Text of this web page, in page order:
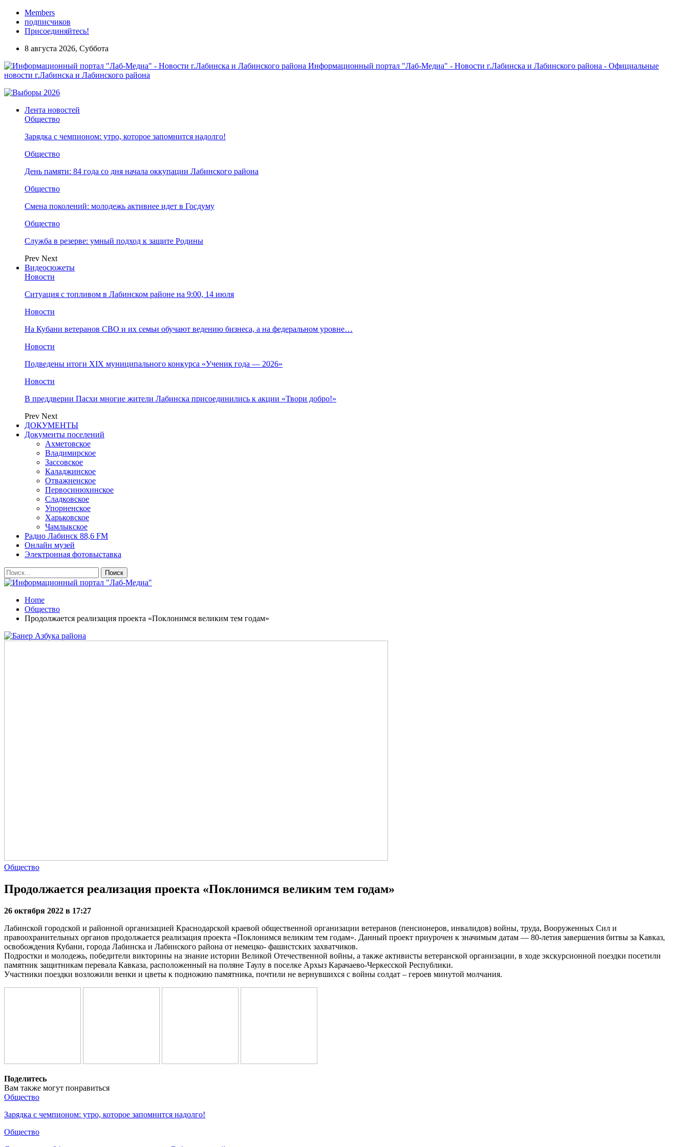
Members
подписчиков
Присоединяйтесь!
8 августа 2026, Суббота
Информационный портал "Лаб-Медиа" - Новости г.Лабинска и Лабинского района - Официальные
новости г.Лабинска и Лабинского района
Лента новостей
Общество
Зарядка с чемпионом: утро, которое запомнится надолго!
Общество
День памяти: 84 года со дня начала оккупации Лабинского района
Общество
Смена поколений: молодежь активнее идет в Госдуму
Общество
Служба в резерве: умный подход к защите Родины
Prev Next
Видеосюжеты
Новости
Ситуация с топливом в Лабинском районе на 9:00, 14 июля
Новости
На Кубани ветеранов СВО и их семьи обучают ведению бизнеса, а на федеральном уровне…
Новости
Подведены итоги XIX муниципального конкурса «Ученик года — 2026»
Новости
В преддверии Пасхи многие жители Лабинска присоединились к акции «Твори добро!»
Prev Next
ДОКУМЕНТЫ
Документы поселений
Ахметовское
Владимирское
Зассовское
Каладжинское
Отважненское
Первосинюхинское
Сладковское
Упорненское
Харьковское
Чамлыкское
Радио Лабинск 88,6 FM
Онлайн музей
Электронная фотовыставка
Home
Общество
Продолжается реализация проекта «Поклонимся великим тем годам»
Общество
Продолжается реализация проекта «Поклонимся великим тем годам»
26 октября 2022 в 17:27
Лабинской городской и районной организацией Краснодарской краевой общественной организации ветеранов (пенсионеров, инвалидов) войны, труда, Вооруженных Сил и
правоохранительных органов продолжается реализация проекта «Поклонимся великим тем годам». Данный проект приурочен к значимым датам — 80-летия завершения битвы за Кавказ,
освобождения Кубани, города Лабинска и Лабинского района от немецко- фашистских захватчиков.
Подростки и молодежь, победители викторины на знание истории Великой Отечественной войны, а также активисты ветеранской организации, в ходе экскурсионной поездки посетили
памятник защитникам перевала Кавказа, расположенный на поляне Таулу в поселке Архыз Карачаево-Черкесской Республики.
Участники поездки возложили венки и цветы к подножию памятника, почтили не вернувшихся с войны солдат – героев минутой молчания.
Поделитесь
Вам также могут понравиться
Общество
Зарядка с чемпионом: утро, которое запомнится надолго!
Общество